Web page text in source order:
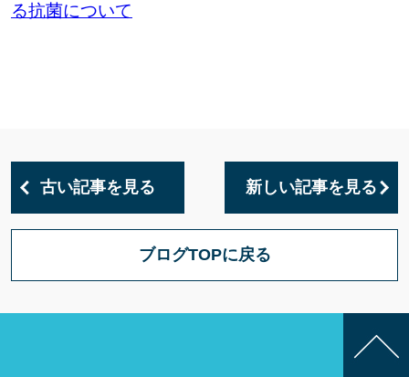
る抗菌について
古い記事を見る 新しい記事を見る
ブログTOPに戻る